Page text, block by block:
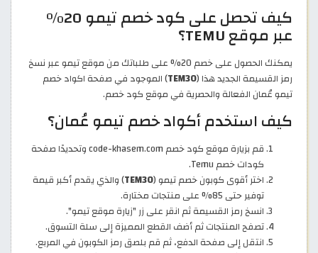
كيف تحصل على كود خصم تيمو 20%
عبر موقع TEMU؟
يمكنك الحصول على خصم 20% على طلباتك من موقع تيمو عبر نسخ
رمز القسيمة الجديد هذا (TEM30) الموجود في صفحة اكواد خصم
تيمو عُمان الفعالة والحصرية في موقع كود خصم.
كيف استخدم أكواد خصم تيمو عُمان؟
قم بزيارة موقع كود خصم code-khasem.com وتحديدًا صفحة
كودات خصم Temu.
اختر أقوى كوبون خصم تيمو (TEM30) والذي يقدم أكبر قيمة
توفير حتى 85% على منتجات مختارة.
انسخ رمز القسيمة ثم انقر على زر "زيارة موقع تيمو".
تصفح المنتجات ثم أضف القطع المميزة إلى سلة التسوق.
انتقل إلى صفحة الدفع، ثم قم بلصق رمز الكوبون في المربع.